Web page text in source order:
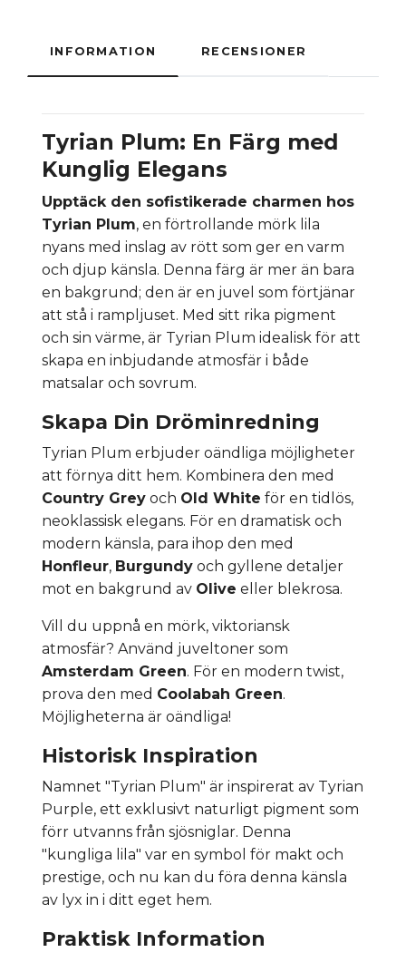
INFORMATION RECENSIONER
Tyrian Plum: En Färg med
Kunglig Elegans
Upptäck den sofistikerade charmen hos
Tyrian Plum, en förtrollande mörk lila
nyans med inslag av rött som ger en varm
och djup känsla. Denna färg är mer än bara
en bakgrund; den är en juvel som förtjänar
att stå i rampljuset. Med sitt rika pigment
och sin värme, är Tyrian Plum idealisk för att
skapa en inbjudande atmosfär i både
matsalar och sovrum.
Skapa Din Dröminredning
Tyrian Plum erbjuder oändliga möjligheter
att förnya ditt hem. Kombinera den med
Country Grey och Old White för en tidlös,
neoklassisk elegans. För en dramatisk och
modern känsla, para ihop den med
Honfleur, Burgundy och gyllene detaljer
mot en bakgrund av Olive eller blekrosa.
Vill du uppnå en mörk, viktoriansk
atmosfär? Använd juveltoner som
Amsterdam Green. För en modern twist,
prova den med Coolabah Green.
Möjligheterna är oändliga!
Historisk Inspiration
Namnet "Tyrian Plum" är inspirerat av Tyrian
Purple, ett exklusivt naturligt pigment som
förr utvanns från sjösniglar. Denna
"kungliga lila" var en symbol för makt och
prestige, och nu kan du föra denna känsla
av lyx in i ditt eget hem.
Praktisk Information